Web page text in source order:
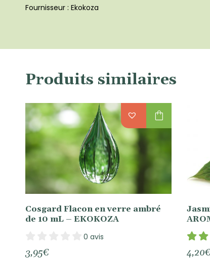
Fournisseur : Ekokoza
Produits similaires
Cosgard Flacon en verre ambré
de 10 mL – EKOKOZA
0 avis
3,95€
shopping_bag
4,20